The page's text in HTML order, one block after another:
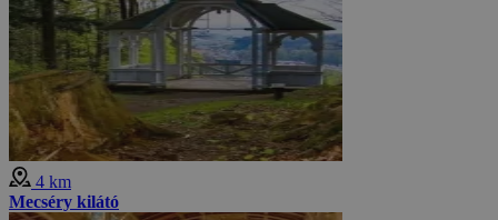
4 km
Mecséry kilátó